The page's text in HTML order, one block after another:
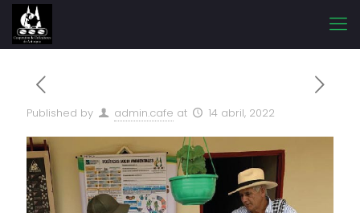
Published by admin.cafe at 14 abril, 2022